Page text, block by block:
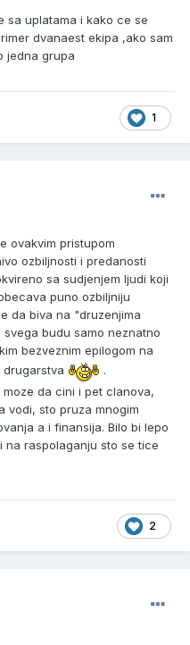
sa uplatama i kako ce se
dvanaest ekipa ,ako sam
jedna grupa
1
ovakvim pristupom
ozbiljnosti i predanosti
sa sudjenjem ljudi koji
puno ozbiljniju
da biva na "druzenjima
budu samo neznatno
bezveznim epilogom na
.
da cini i pet clanova,
vodi, sto pruza mnogim
a i finansija. Bilo bi lepo
na raspolaganju sto se tice
2